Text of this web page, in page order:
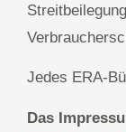
Jedes ERA-
Das